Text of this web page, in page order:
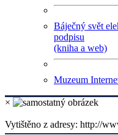
Báječný svět
podpisu
(kniha a web)
Muzeum
×
Vytištěno z adresy: http://